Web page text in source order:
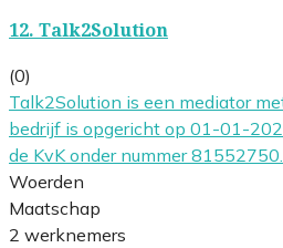
12. Talk2Solution
(0)
Talk2Solution is een mediator
bedrijf is opgericht op 01-01-
de KvK onder nummer 81552750.
Woerden
Maatschap
2 werknemers